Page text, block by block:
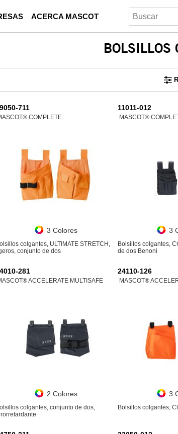
ACERCA MASCOT
BOLSILLOS
711
COMPLETE
3 Colores
colgantes, ULTIMATE STRETCH,
conjunto de dos
11011-012
MASCOT®
3
Bolsillos colgantes,
de dos Benoni
281
ACCELERATE MULTISAFE
2 Colores
colgantes, conjunto de dos,
24110-126
MASCOT®
3
Bolsillos colgantes,